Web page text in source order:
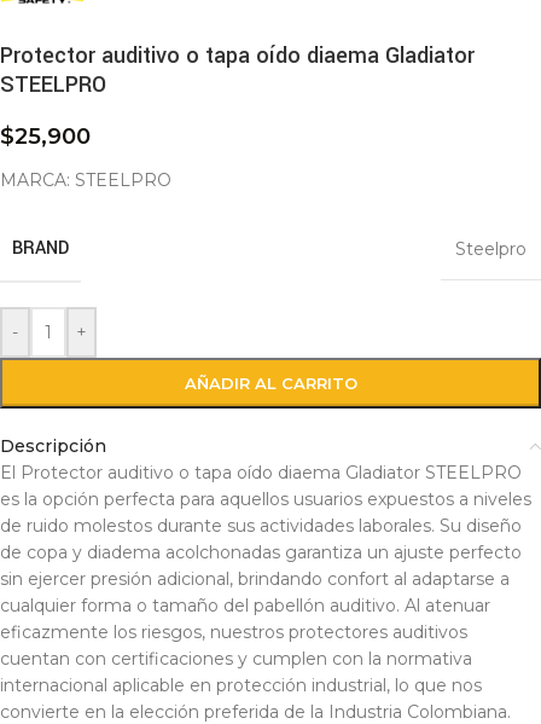
Protector auditivo o tapa oído diaema Gladiator
STEELPRO
$25,900
MARCA: STEELPRO
BRAND Steelpro
- +
AÑADIR AL CARRITO
Descripción
El Protector auditivo o tapa oído diaema Gladiator STEELPRO
es la opción perfecta para aquellos usuarios expuestos a niveles
de ruido molestos durante sus actividades laborales. Su diseño
de copa y diadema acolchonadas garantiza un ajuste perfecto
sin ejercer presión adicional, brindando confort al adaptarse a
cualquier forma o tamaño del pabellón auditivo. Al atenuar
eficazmente los riesgos, nuestros protectores auditivos
cuentan con certificaciones y cumplen con la normativa
internacional aplicable en protección industrial, lo que nos
convierte en la elección preferida de la Industria Colombiana.